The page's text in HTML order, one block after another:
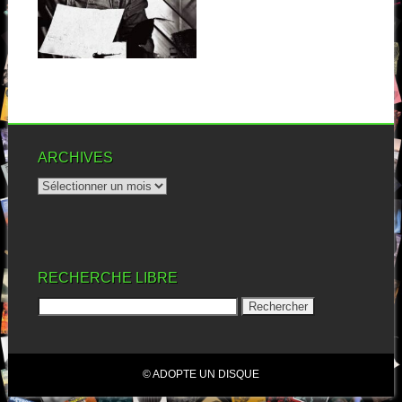
situer ce nom qui vous dit
peut-être...
ARCHIVES
RECHERCHE LIBRE
© ADOPTE UN DISQUE